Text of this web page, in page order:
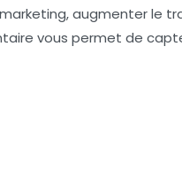
augmenter le
vous permet de